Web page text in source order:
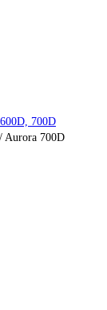
700D
Aurora 700D